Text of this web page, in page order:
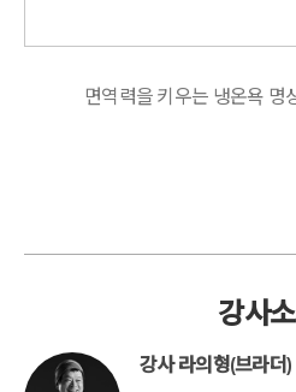
면역력을 키우는 냉온욕 명
강사
강사 라의형(브라더)